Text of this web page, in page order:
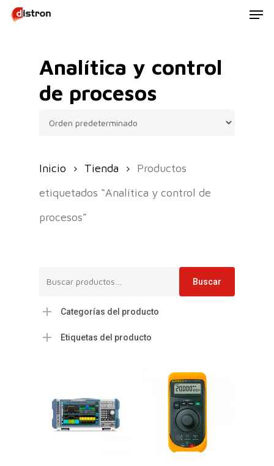
Skip
Analítica y control
de procesos
Inicio Tienda
Productos
etiquetados “Analítica y control de
procesos”
Buscar
Categorías del producto
Etiquetas del producto